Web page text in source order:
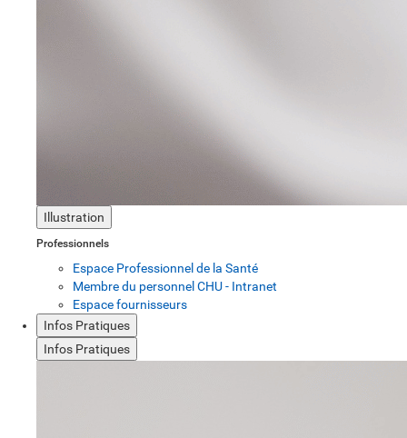
Illustration
Professionnels
Espace Professionnel de la Santé
Membre du personnel CHU - Intranet
Espace fournisseurs
Infos Pratiques
Infos Pratiques